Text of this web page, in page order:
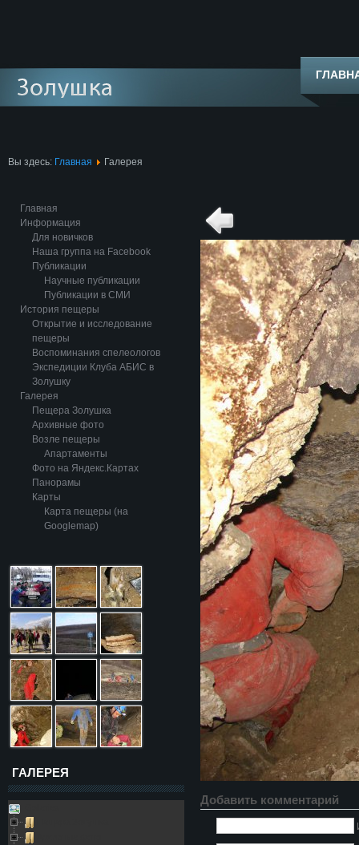
Вы здесь: Главная Галерея
Главная
Информация
Для новичков
Наша группа на Facebook
Публикации
Научные публикации
Публикации в СМИ
История пещеры
Открытие и исследование
пещеры
Воспоминания спелеологов
Экспедиции Клуба АБИС в
Золушку
Галерея
Пещера Золушка
Архивные фото
Возле пещеры
Апартаменты
Фото на Яндекс.Картах
Панорамы
Карты
Карта пещеры (на
Googlemap)
ГАЛЕРЕЯ
Добавить комментарий